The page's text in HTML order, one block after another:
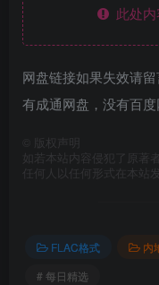
此处内
网盘链接如果失效请
有成通网盘，没有百度
版权声明
如若本站内容侵犯了原著
任何人以任何形式在本站
FLAC格式
内
# 每日精选